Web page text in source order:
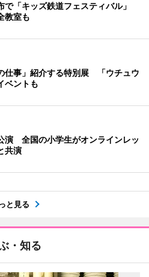
で「キッズ鉄道フェスティバル」
教室も
仕事」紹介する特別展 「ウチュウ
ベントも
演 全国の小学生がオンラインレッ
共演
と見る
・知る